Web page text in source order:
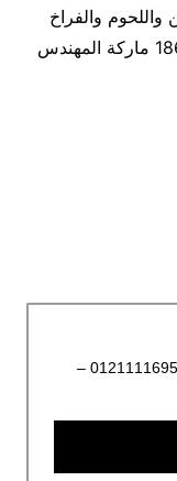
واللحوم والفراخ
والبانيه وجميع المنتجات الغذائية موديل 186 ماركة المهندس